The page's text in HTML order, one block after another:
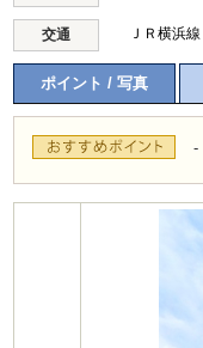
交通 ＪＲ横浜線
ポイント / 写真
-